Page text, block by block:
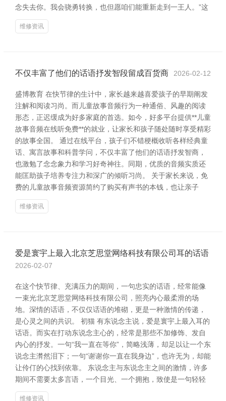
念失去你。我会骁勇转换，也但愿咱们能重新走到一王人。”这
维修资讯
不仅丰富了他们的话语抒发智段留成百货商 2026-02-12
盛博教育 在快节律的生计中，家长越来越喜爱孩子的早期阐发
注解和阅读习尚。而儿童故事音频行为一种通俗、风趣的阅读
形态，正迟缓成为好多家庭的首选。如今，好多平台提供**儿童
故事音频在线听免费**的就业，让家长和孩子随处随时享受精彩
的故事全国。 通过在线平台，孩子们不错梗概收听各样经典童
话、寓言故事和科普学问，不仅丰富了他们的话语抒发智商，
也激勉了念念象力和学习好奇神往。同期，优质的音频实质还
能匡助孩子培养专注力和深广的倾听习尚。 关于家长来说，免
费的儿童故事音频资源简约了购买有声书的本钱，也让亲子
维修资讯
爱是寰宇上最入北京芝思堂网络科技有限公司耳的话语
2026-02-07
在这个快节律、充满压力的期间，一句忠实的话语，经常能像
一束光北京芝思堂网络科技有限公司，照亮内心最柔滑的场
地。深情的话语，不仅仅话语的堆砌，更是一种激情的传递，
是心灵之间的共识。 初猫 有东说念主说，爱是寰宇上最入耳的
话语。而实在打动东说念主心的，经常是那些不加修饰、发自
内心的抒发。一句“我一直在等你”，简略浅薄，却足以让一个东
说念主潸然泪下；一句“谢谢你一直在我身边”，也许无为，却能
让伶仃的心找到依靠。 东说念主与东说念主之间的激情，许多
期间不需要太多言语，一个目光、一个拥抱，致使是一句轻轻
维修资讯